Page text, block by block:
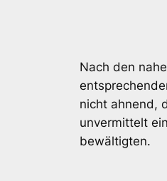
Nach den
nicht ahnend,
unvermittelt
bewältigten.